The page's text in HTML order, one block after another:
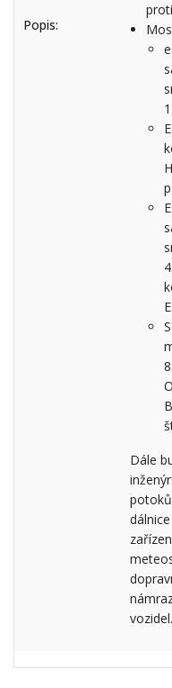
Popis:
Dále
vozidel.